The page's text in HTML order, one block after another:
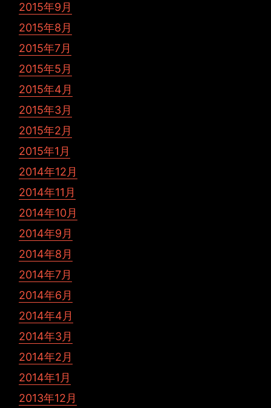
2015年9月
2015年8月
2015年7月
2015年5月
2015年4月
2015年3月
2015年2月
2015年1月
2014年12月
2014年11月
2014年10月
2014年9月
2014年8月
2014年7月
2014年6月
2014年4月
2014年3月
2014年2月
2014年1月
2013年12月